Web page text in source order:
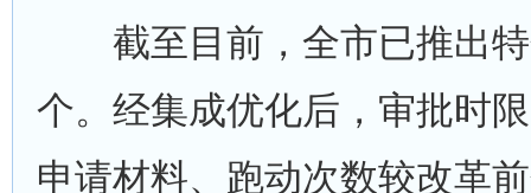
截至目前，全市已推出特
个。经集成优化后，审批时
申请材料、跑动次数较改革